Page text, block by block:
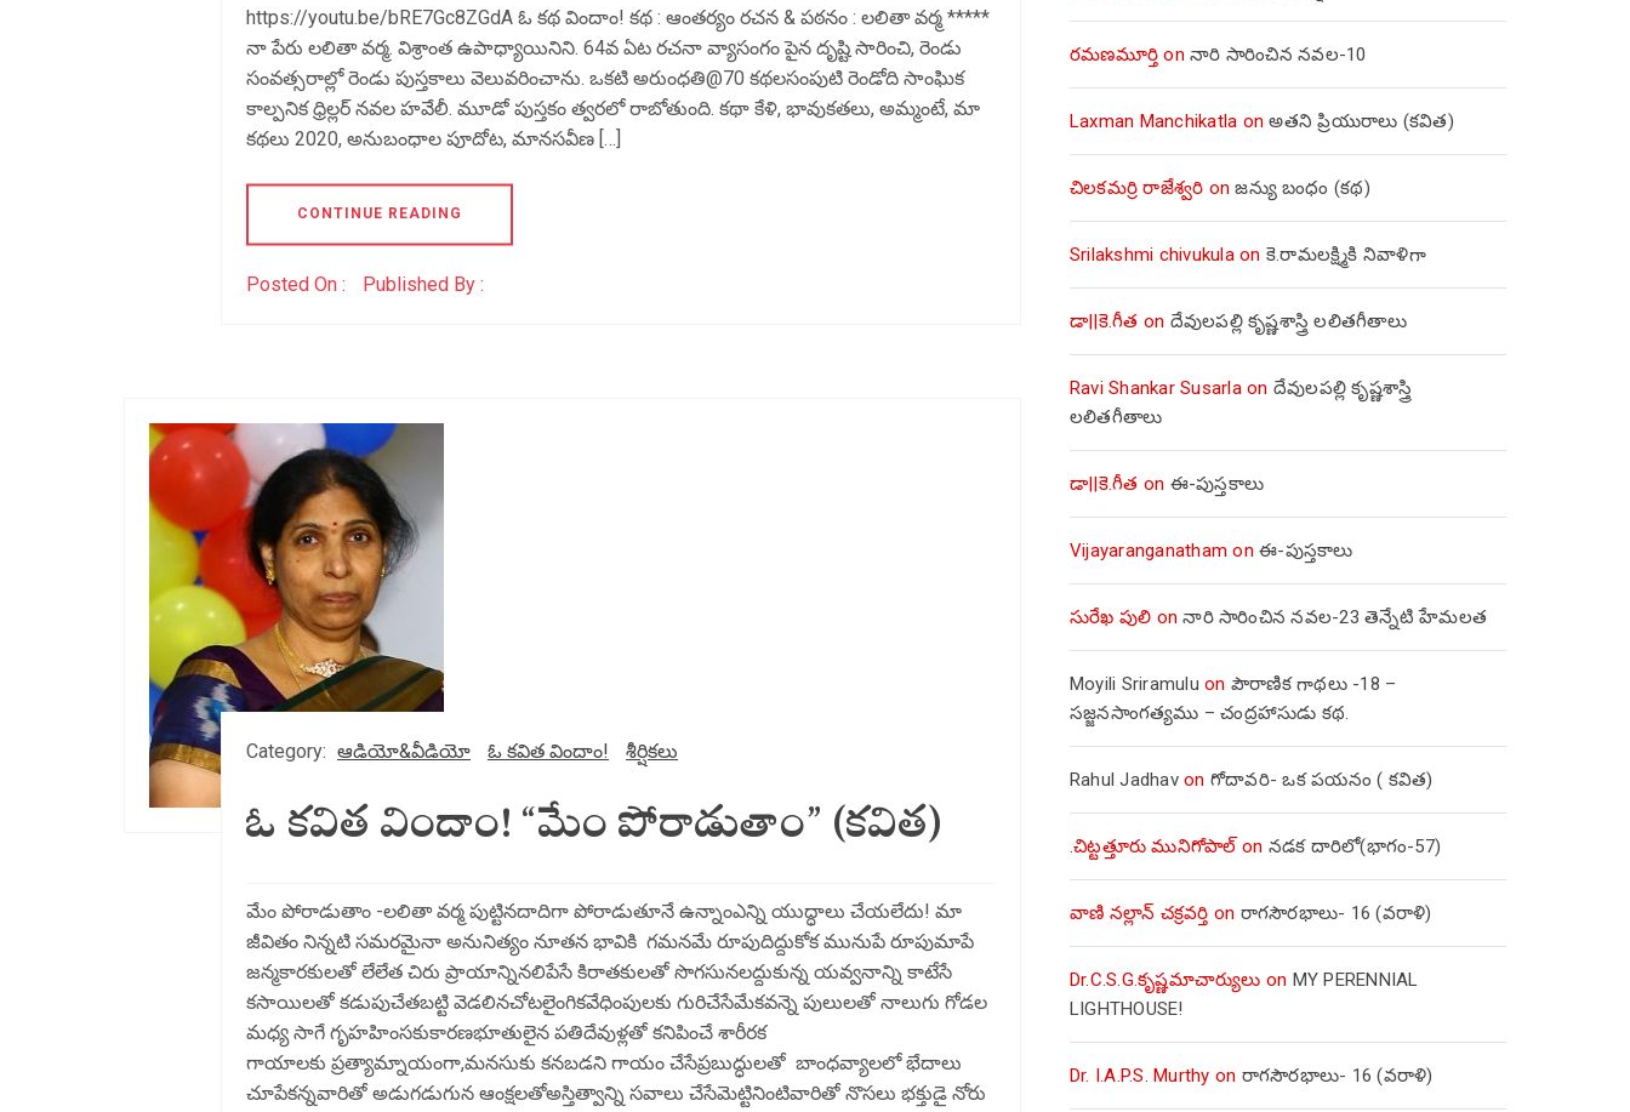
https://youtu.be/bRE7Gc8ZGdA ఓ కథ విందాం! కథ : ఆంతర్యం రచన & పఠనం : లలితా వర్మ *****
నా పేరు లలితా వర్మ. విశ్రాంత ఉపాధ్యాయినిని. 64వ ఏట రచనా వ్యాసంగం పైన దృష్టి సారించి, రెండు
సంవత్సరాల్లో రెండు పుస్తకాలు వెలువరించాను. ఒకటి అరుంధతి@70 కథలసంపుటి రెండోది సాంఘిక
కాల్పనిక ధ్రిల్లర్ నవల హవేలీ. మూడో పుస్తకం త్వరలో రాబోతుంది. కథా కేళి, భావుకతలు, అమ్మంటే, మా
కథలు 2020, అనుబంధాల పూదోట, మానసవీణ […]
CONTINUE READING
Posted On : Published By :
Category: ఆడియో&వీడియో ఓ కవిత విందాం! శీర్షికలు
ఓ కవిత విందాం! “మేం పోరాడుతాం” (కవిత)
మేం పోరాడుతాం -లలితా వర్మ పుట్టినదాదిగా పోరాడుతూనే ఉన్నాంఎన్ని యుద్ధాలు చేయలేదు! మా
జీవితం నిన్నటి సమరమైనా అనునిత్యం నూతన భావికి గమనమే రూపుదిద్దుకోక మునుపే రూపుమాపే
జన్మకారకులతో లేలేత చిరు ప్రాయాన్నినలిపేసే కిరాతకులతో సొగసునలద్దుకున్న యవ్వనాన్ని కాటేసే
కసాయిలతో కడుపుచేతబట్టి వెడలినచోటలైంగికవేధింపులకు గురిచేసేమేకవన్నె పులులతో నాలుగు గోడల
మధ్య సాగే గృహహింసకుకారణభూతులైన పతిదేవుళ్లతో కనిపించే శారీరక
గాయాలకు ప్రత్యామ్నాయంగా,మనసుకు కనబడని గాయం చేసేప్రబుద్ధులతో బాంధవ్యాలలో భేదాలు
చూపేకన్నవారితో అడుగడుగున ఆంక్షలతోఅస్తిత్వాన్ని సవాలు చేసేమెట్టినింటివారితో నొసలు భక్తుడై నోరు
రమణమూర్తి onనారి సారించిన నవల-10
Laxman Manchikatla onఅతని ప్రియురాలు (కవిత)
చిలకమర్రి రాజేశ్వరి onజన్యు బంధం (కథ)
Srilakshmi chivukulaon కె.రామలక్ష్మికి నివాళిగా
డా||కె.గీత on దేవులపల్లి కృష్ణశాస్త్రి లలితగీతాలు
Ravi Shankar Susarlaon దేవులపల్లి కృష్ణశాస్త్రి
లలితగీతాలు
డా||కె.గీత on ఈ-పుస్తకాలు
Vijayaranganatham onఈ-పుస్తకాలు
సురేఖ పులి onనారి సారించిన నవల-23 తెన్నేటి హేమలత
Moyili Sriramulu on పౌరాణిక గాథలు -18 –
సజ్జనసాంగత్యము – చంద్రహాసుడు కథ.
Rahul Jadhavon గోదావరి- ఒక పయనం ( కవిత)
.చిట్టత్తూరు మునిగోపాల్on నడక దారిలో(భాగం-57)
వాణి నల్లాన్ చక్రవర్తి on రాగసౌరభాలు- 16 (వరాళి)
Dr.C.S.G.కృష్ణమాచార్యులు on MY PERENNIAL
LIGHTHOUSE!
Dr. I.A.P.S. Murthy on రాగసౌరభాలు- 16 (వరాళి)